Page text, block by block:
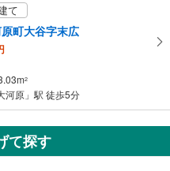
て
町大谷字末広
2
河原」駅 徒歩5分
て探す